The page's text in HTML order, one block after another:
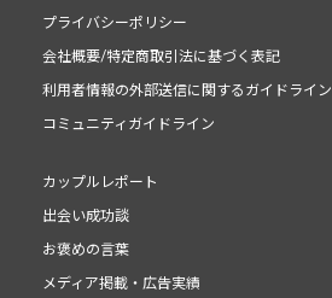
プライバシーポリシー
会社概要/特定商取引法に基づく表記
利用者情報の外部送信に関するガイドライン
コミュニティガイドライン
カップルレポート
出会い成功談
お褒めの言葉
メディア掲載・広告実績